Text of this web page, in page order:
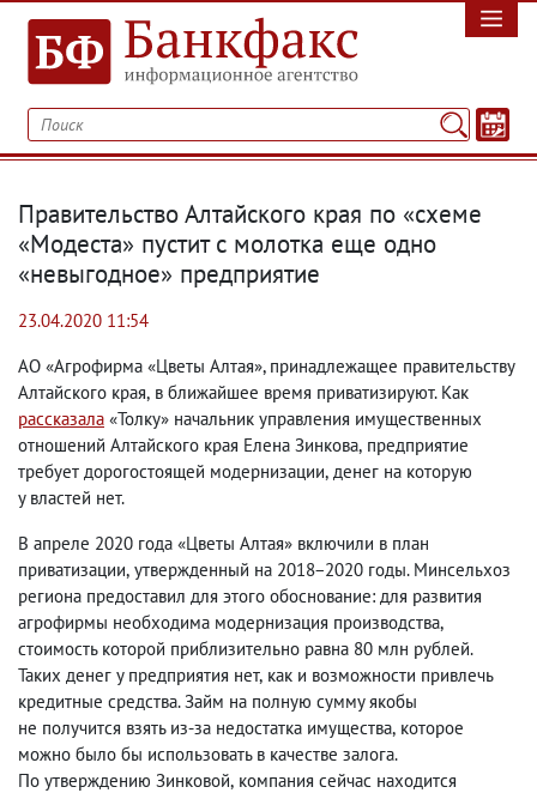
Правительство Алтайского края по «схеме
«Модеста» пустит с молотка еще одно
«невыгодное» предприятие
23.04.2020 11:54
АО «Агрофирма «Цветы Алтая», принадлежащее правительству
Алтайского края, в ближайшее время приватизируют. Как
рассказала «Толку» начальник управления имущественных
отношений Алтайского края Елена Зинкова, предприятие
требует дорогостоящей модернизации, денег на которую
у властей нет.
В апреле 2020 года «Цветы Алтая» включили в план
приватизации, утвержденный на 2018−2020 годы. Минсельхоз
региона предоставил для этого обоснование: для развития
агрофирмы необходима модернизация производства,
стоимость которой приблизительно равна 80 млн рублей.
Таких денег у предприятия нет, как и возможности привлечь
кредитные средства. Займ на полную сумму якобы
не получится взять из-за недостатка имущества, которое
можно было бы использовать в качестве залога.
По утверждению Зинковой, компания сейчас находится